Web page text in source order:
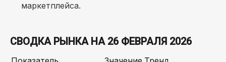
маркетплейса.
СВОДКА РЫНКА НА 26 ФЕВРАЛЯ 2026